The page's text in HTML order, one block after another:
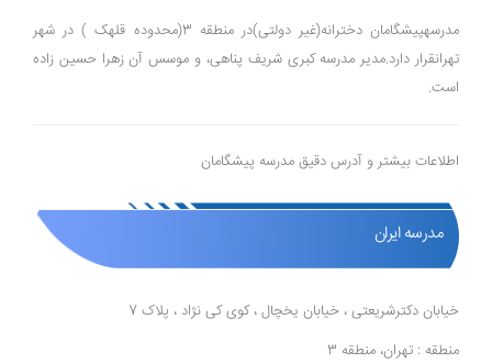
مدرسهپیشگامان دخترانه(غیر دولتی)در منطقه 3(محدوده قلهک ) در شهر
تهرانقرار دارد.مدیر مدرسه کبری شریف پناهی، و موسس آن زهرا حسین زاده
است.
اطلاعات بیشتر و آدرس دقیق مدرسه پیشگامان
مدرسه ایران
خیابان دکترشریعتی ، خیابان یخچال ، کوی کی نژاد ، پلاک 7
منطقه : تهران، منطقه 3